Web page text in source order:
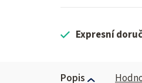
Expresní
Popis